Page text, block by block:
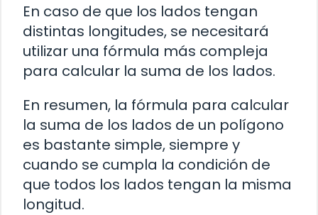
En caso de que los lados tengan
distintas longitudes, se necesitará
utilizar una fórmula más compleja
para calcular la suma de los lados.
En resumen, la fórmula para calcular
la suma de los lados de un polígono
es bastante simple, siempre y
cuando se cumpla la condición de
que todos los lados tengan la misma
longitud.